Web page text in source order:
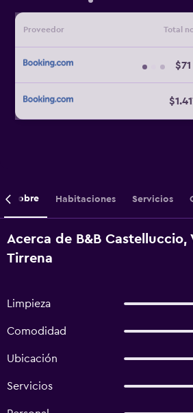
Proveedor Total
$71
Sobre Habitaciones Servicios
Acerca de B&B Castelluccio,
Tirrena
Limpieza
Comodidad
Ubicación
Servicios